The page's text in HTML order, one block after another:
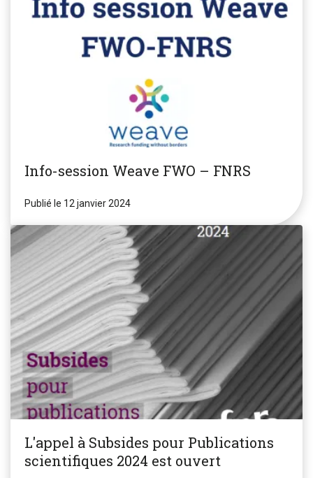
Info-session Weave FWO – FNRS
Publié le 12 janvier 2024
L'appel à Subsides pour Publications
scientifiques 2024 est ouvert